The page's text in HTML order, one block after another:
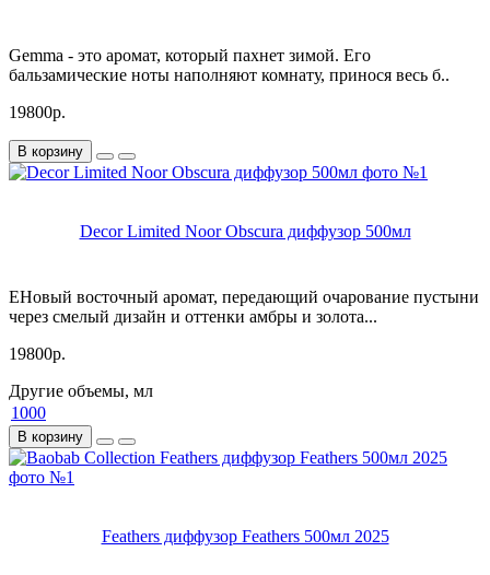
Gemma - это аромат, который пахнет зимой. Его
бальзамические ноты наполняют комнату, принося весь б..
19800р.
В корзину
Decor Limited Noor Obscura диффузор 500мл
EНовый восточный аромат, передающий очарование пустыни
через смелый дизайн и оттенки амбры и золота...
19800р.
Другие объемы, мл
1000
В корзину
Feathers диффузор Feathers 500мл 2025